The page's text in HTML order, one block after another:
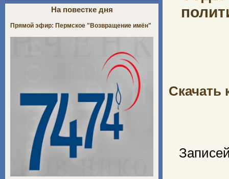
Скачать
На повестке дня
Прямой эфир: Пермское "Возвращение имён"